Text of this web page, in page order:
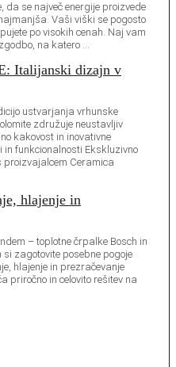
da se največ energije proizvede
Vaši viški se pogosto
po visokih cenah. Naj vam
na katero …
Italijanski dizajn v
ustvarjanja vrhunske
združuje neustavljiv
kakovost in inovativne
funkcionalnosti Ekskluzivno
proizvajalcem Ceramica
hlajenje in
– toplotne črpalke Bosch in
zagotovite posebne pogoje
hlajenje in prezračevanje
priročno in celovito rešitev na